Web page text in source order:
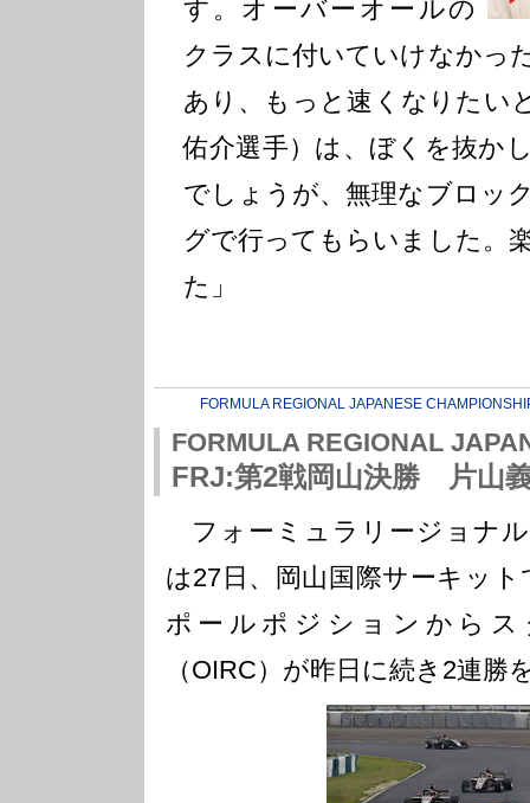
す。オーバーオールの
クラスに付いていけなかっ
あり、もっと速くなりたい
佑介選手）は、ぼくを抜か
でしょうが、無理なブロッ
グで行ってもらいました。
た」
FORMULA REGIONAL JAPANESE
FORMULA REGIONAL
FRJ:第2戦岡山決勝 片山
フォーミュラリージョナ
は27日、岡山国際サーキッ
ポールポジションから
（OIRC）が昨日に続き2連勝